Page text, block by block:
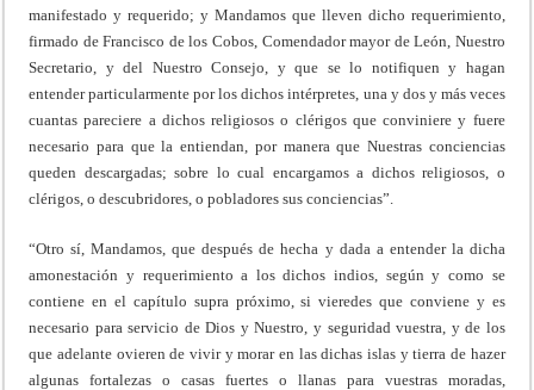
manifestado y requerido; y Mandamos que lleven dicho requerimiento,
firmado de Francisco de los Cobos, Comendador mayor de León, Nuestro
Secretario, y del Nuestro Consejo, y que se lo notifiquen y hagan
entender particularmente por los dichos intérpretes, una y dos y más veces
cuantas pareciere a dichos religiosos o clérigos que conviniere y fuere
necesario para que la entiendan, por manera que Nuestras conciencias
queden descargadas; sobre lo cual encargamos a dichos religiosos, o
clérigos, o descubridores, o pobladores sus conciencias”.
“Otro sí, Mandamos, que después de hecha y dada a entender la dicha
amonestación y requerimiento a los dichos indios, según y como se
contiene en el capítulo supra próximo, si vieredes que conviene y es
necesario para servicio de Dios y Nuestro, y seguridad vuestra, y de los
que adelante ovieren de vivir y morar en las dichas islas y tierra de hazer
algunas fortalezas o casas fuertes o llanas para vuestras moradas,